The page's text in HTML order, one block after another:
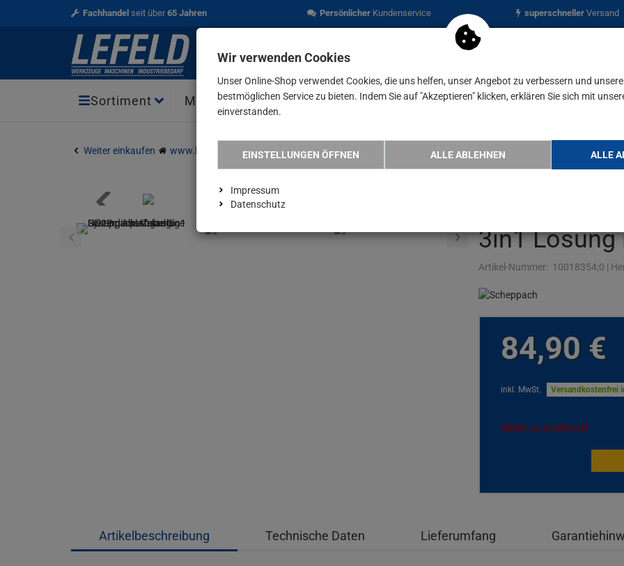
Fachhandel seit über65 Jahren PersönlicherKundenservice superschnellerVersand
Sortiment Marken Aktionen Blog
Weiter einkaufen www.lefeld.de Scheppach Absaug System Absauganlage HD2P die per…
Scheppach
3in1 Lösung
Artikel-Nummer: 10018354;0 |
84,90 €
inkl. MwSt. Versandkostenfrei
leider ausverkauft
Artikelbeschreibung Technische Daten Lieferumfang
Wir verwenden Cookies
Unser Online-Shop verwendet Cookies, die uns helfen, unser Angebot zu verbessern und
bestmöglichen Service zu bieten. Indem Sie auf "Akzeptieren" klicken, erklären Sie sich mit
einverstanden.
EINSTELLUNGEN ÖFFNEN ALLE ABLEHNEN ALLE
Impressum
Datenschutz